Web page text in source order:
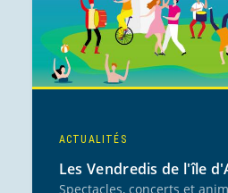
ACTUALITÉS
Les Vendredis de l'île
Spectacles, concerts et